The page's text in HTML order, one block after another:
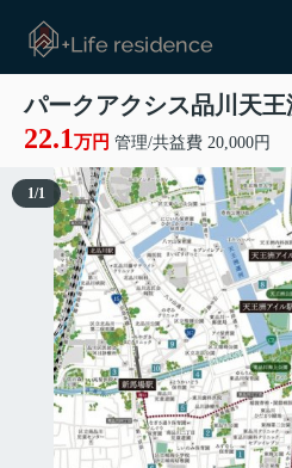
パークアクシス品川天王
22.1万円 管理/共益費 20,000円
1/1